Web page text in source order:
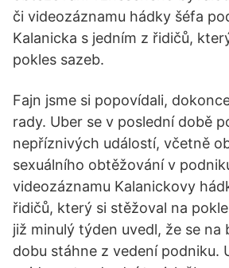
či videozáznamu hádky šéfa
Kalanicka s jedním z řidičů,
pokles sazeb.
Fajn jsme si popovídali,
rady. Uber se v poslední době
nepříznivých událostí, včetně
sexuálního obtěžování v
videozáznamu Kalanickovy
řidičů, který si stěžoval na
již minulý týden uvedl, že se na
dobu stáhne z vedení podniku.